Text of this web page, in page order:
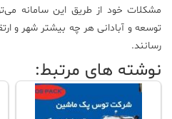
مشکلات خود از طریق این سامانه
توسعه و آبادانی هر چه بیشتر شهر و
رسانند.
نوشته های مرتبط: